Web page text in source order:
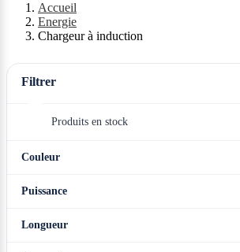
Accueil
Energie
Chargeur à induction
Filtrer
Produits en stock
Couleur
Puissance
Longueur